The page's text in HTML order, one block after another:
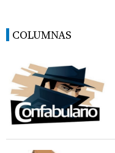
COLUMNAS